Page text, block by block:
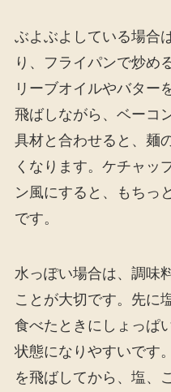
ぶよぶよしている場合
り、フライパンで炒め
リーブオイルやバター
飛ばしながら、ベーコ
具材と合わせると、麺
くなります。ケチャッ
ン風にすると、もちっ
です。
水っぽい場合は、調味
ことが大切です。先に
食べたときにしょっぱ
状態になりやすいです
を飛ばしてから、塩、